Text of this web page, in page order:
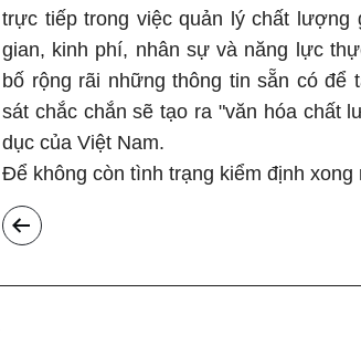
trực tiếp trong việc quản lý chất lượng
gian, kinh phí, nhân sự và năng lực
bố rộng rãi những thông tin sẵn có để
sát chắc chắn sẽ tạo ra "văn hóa chất
dục của Việt Nam.
Để không còn tình trạng kiểm định xong